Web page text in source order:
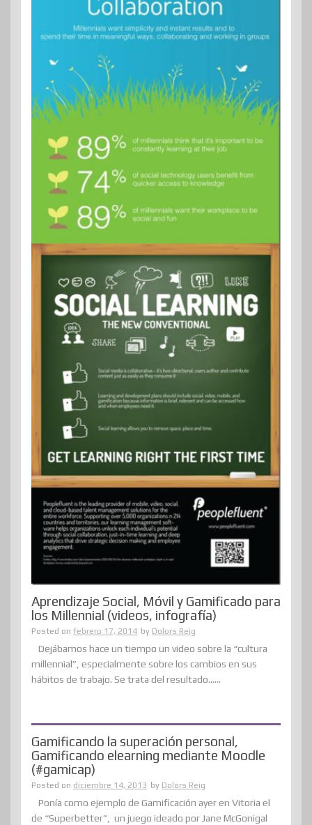
Aprendizaje Social, Móvil y Gamificado para
los Millennial (videos, infografía)
Posted on febrero 17, 2014 by Dolors Reig
Dejábamos hace un tiempo un video sobre la “cultura
millennial”, especialmente sobre los cambios en sus
hábitos de trabajo. Se trata del resultado......
Gamificando la superación personal,
Gamificando elearning mediante Moodle
(#gamicap)
Posted on diciembre 14, 2013 by Dolors Reig
Ponía como ejemplo de Gamificación ayer en Vitoria el
de “Superbetter”, un juego ideado por Jane McGonigal